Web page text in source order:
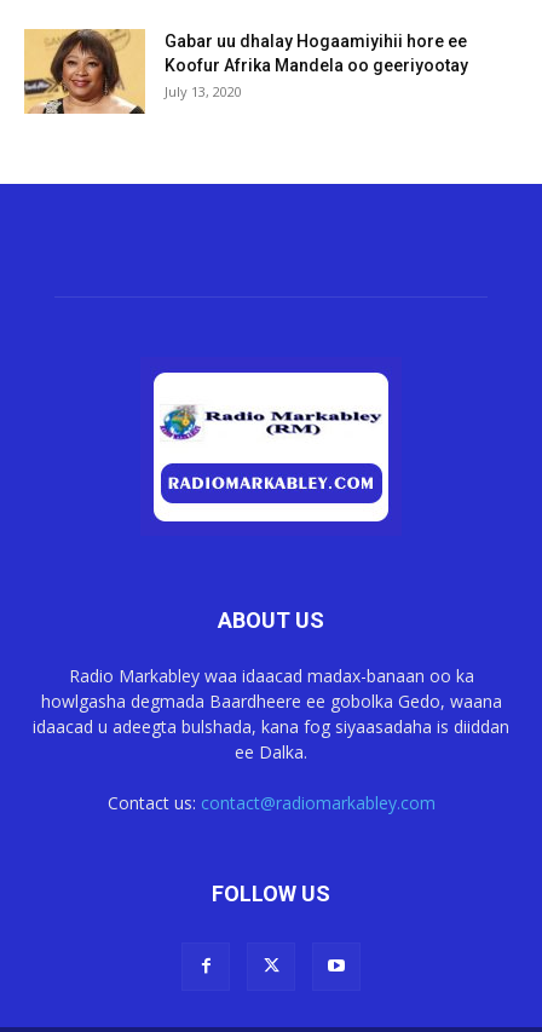
Gabar uu dhalay Hogaamiyihii hore ee
Koofur Afrika Mandela oo geeriyootay
July 13, 2020
ABOUT US
Radio Markabley waa idaacad madax-banaan oo ka
howlgasha degmada Baardheere ee gobolka Gedo, waana
idaacad u adeegta bulshada, kana fog siyaasadaha is diiddan
ee Dalka.
Contact us: contact@radiomarkabley.com
FOLLOW US